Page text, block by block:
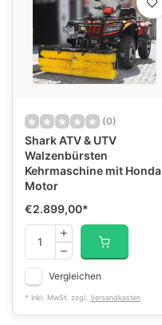
(0)
Shark ATV & UTV
Walzenbürsten
Kehrmaschine mit Honda
Motor
€2.899,00*
Vergleichen
* Inkl. MwSt. zzgl. Versandkosten